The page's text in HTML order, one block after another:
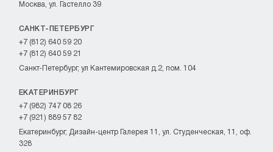
Москва, ул. Гастелло 39
САНКТ-ПЕТЕРБУРГ
+7 (812) 640 59 20
+7 (812) 640 59 21
Санкт-Петербург, ул Кантемировская д.2, пом. 104
ЕКАТЕРИНБУРГ
+7 (982) 747 08 26
+7 (921) 889 57 82
Екатеринбург, Дизайн-центр Галерея 11, ул. Студенческая, 11, оф.
328